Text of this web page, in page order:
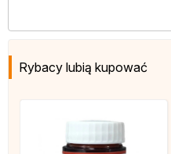
Rybacy lubią kupować